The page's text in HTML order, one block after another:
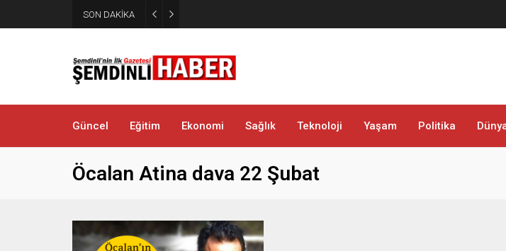
SON DAKİKA
Güncel Eğitim Ekonomi Sağlık Teknoloji Yaşam Politika
Öcalan Atina dava 22 Şubat